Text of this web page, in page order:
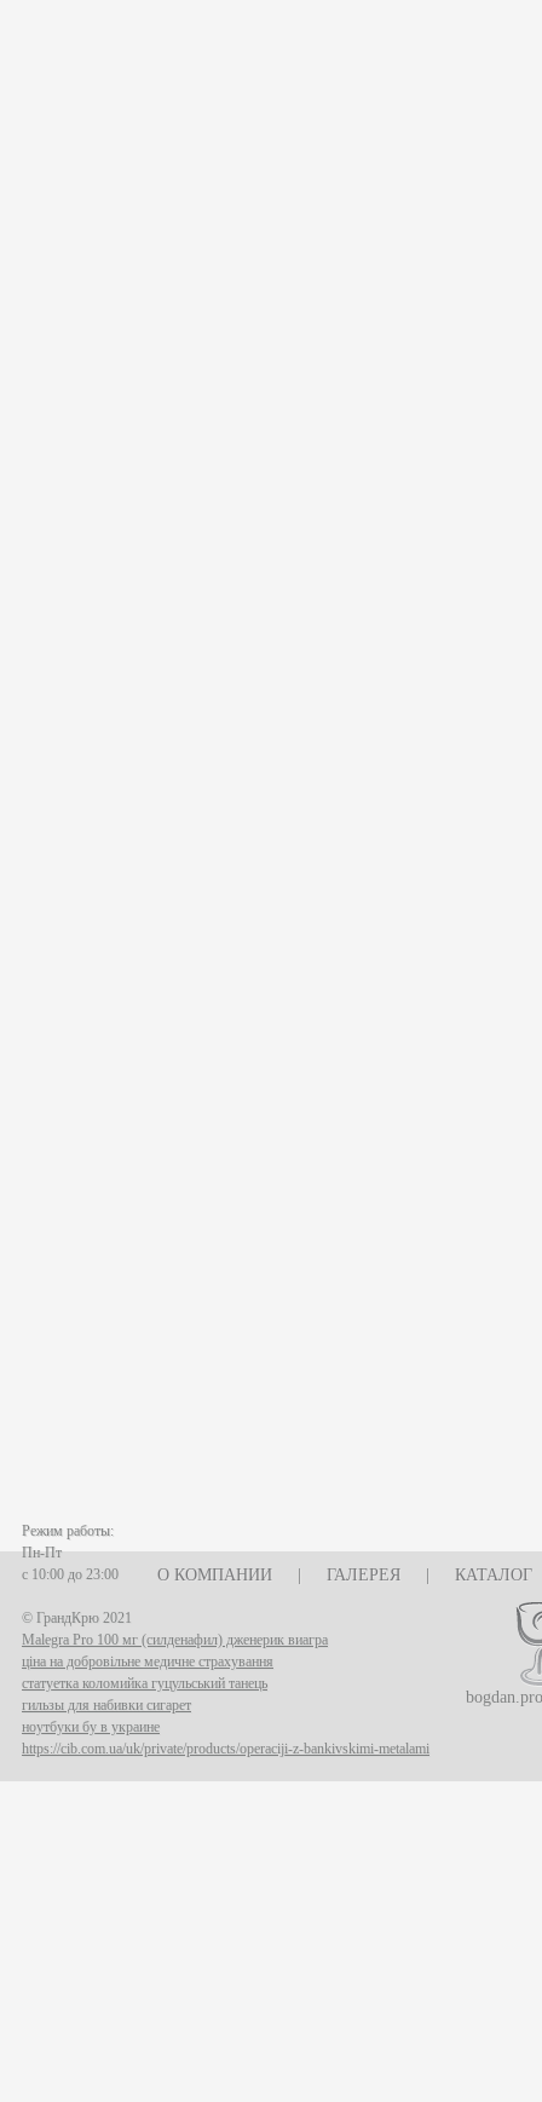
О КОМПАНИИ ГАЛЕРЕЯ КАТАЛОГ
Режим работы:
Пн-Пт
с 10:00 до 23:00
© ГрандКрю 2021
Malegra Pro 100 мг (силденафил) дженерик виагра
ціна на добровільне медичне страхування
статуетка коломийка гуцульський танець
гильзы для набивки сигарет
ноутбуки бу в украине
https://cib.com.ua/uk/private/products/operaciji-z-bankivskimi-metalami